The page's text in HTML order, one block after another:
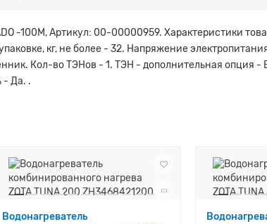
-100M, Артикул: 00-00000959. Характеристики
кг, не более - 32. Напряжение
Кол-во ТЭНов - 1. ТЭН - дополнительная опция
- Да. .
Водонагреватель